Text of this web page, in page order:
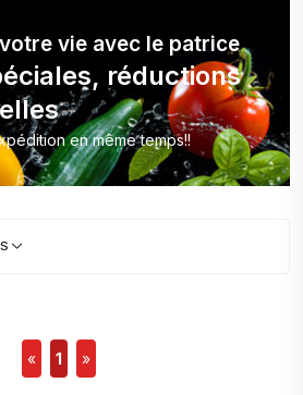
vie avec le patrice
réductions
en même temps!!
« 1 »